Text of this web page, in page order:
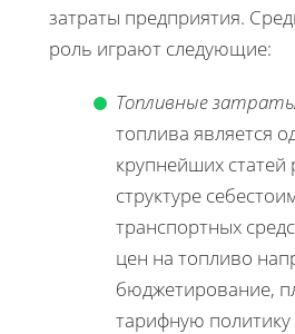
затраты предприятия.
роль играют следующие:
Топливные
топлива является
крупнейших статей
структуре
транспортных
цен на топливо
бюджетирование,
тарифную